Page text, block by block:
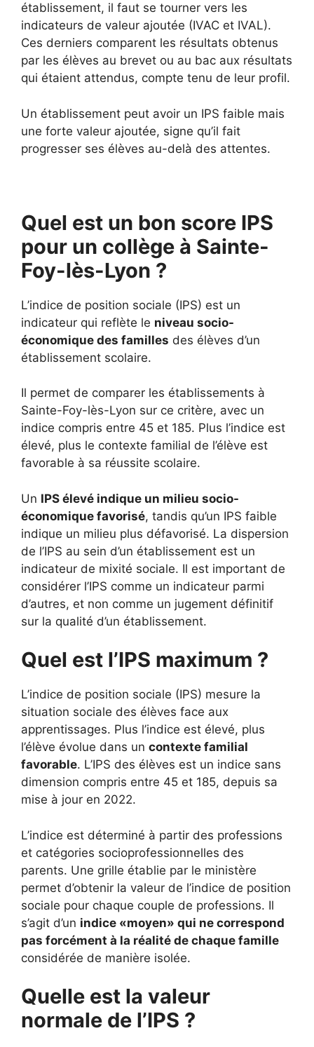
établissement, il faut se tourner vers les
indicateurs de valeur ajoutée (IVAC et IVAL).
Ces derniers comparent les résultats obtenus
par les élèves au brevet ou au bac aux résultats
qui étaient attendus, compte tenu de leur profil.
Un établissement peut avoir un IPS faible mais
une forte valeur ajoutée, signe qu’il fait
progresser ses élèves au-delà des attentes.
Quel est un bon score IPS
pour un collège à Sainte-
Foy-lès-Lyon ?
L’indice de position sociale (IPS) est un
indicateur qui reflète le niveau socio-
économique des familles des élèves d’un
établissement scolaire.
Il permet de comparer les établissements à
Sainte-Foy-lès-Lyon sur ce critère, avec un
indice compris entre 45 et 185. Plus l’indice est
élevé, plus le contexte familial de l’élève est
favorable à sa réussite scolaire.
Un IPS élevé indique un milieu socio-
économique favorisé, tandis qu’un IPS faible
indique un milieu plus défavorisé. La dispersion
de l’IPS au sein d’un établissement est un
indicateur de mixité sociale. Il est important de
considérer l’IPS comme un indicateur parmi
d’autres, et non comme un jugement définitif
sur la qualité d’un établissement.
Quel est l’IPS maximum ?
L’indice de position sociale (IPS) mesure la
situation sociale des élèves face aux
apprentissages. Plus l’indice est élevé, plus
l’élève évolue dans un contexte familial
favorable. L’IPS des élèves est un indice sans
dimension compris entre 45 et 185, depuis sa
mise à jour en 2022.
L’indice est déterminé à partir des professions
et catégories socioprofessionnelles des
parents. Une grille établie par le ministère
permet d’obtenir la valeur de l’indice de position
sociale pour chaque couple de professions. Il
s’agit d’un indice «moyen» qui ne correspond
pas forcément à la réalité de chaque famille
considérée de manière isolée.
Quelle est la valeur
normale de l’IPS ?